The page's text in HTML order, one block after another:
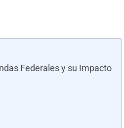
Federales y su Impacto